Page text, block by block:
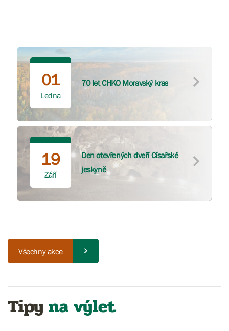
01
Ledna
70 let CHKO Moravský kras
19
Září
Den otevřených dveří Císařské
jeskyně
Všechny akce
Tipy na výlet